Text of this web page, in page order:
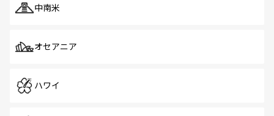
中南米
オセアニア
ハワイ